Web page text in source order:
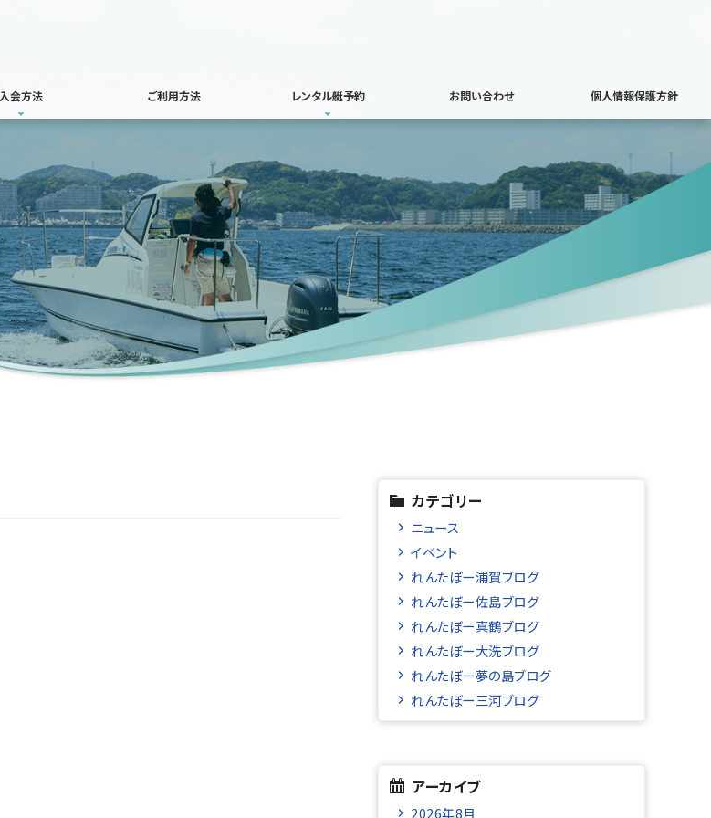
入会方法 ご利用方法 レンタル艇予約 お問い合わせ 個人情報保護方針
カテゴリー
ニュース
イベント
れんたぼー浦賀ブログ
れんたぼー佐島ブログ
れんたぼー真鶴ブログ
れんたぼー大洗ブログ
れんたぼー夢の島ブログ
れんたぼー三河ブログ
アーカイブ
2026年8月